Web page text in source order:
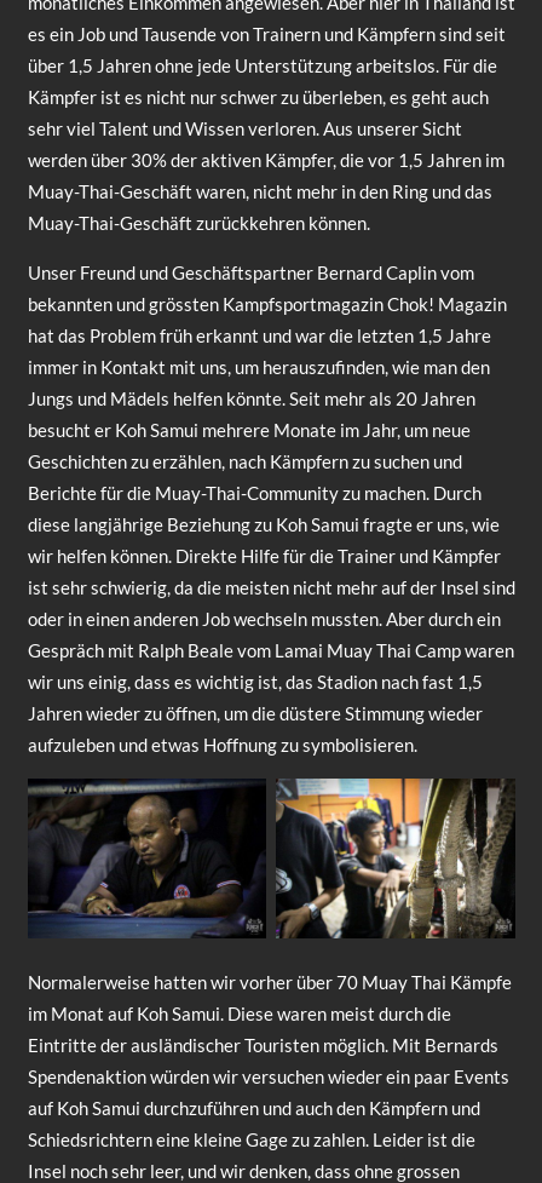
es ein Job und Tausende von Trainern und Kämpfern sind seit
über 1,5 Jahren ohne jede Unterstützung arbeitslos. Für die
Kämpfer ist es nicht nur schwer zu überleben, es geht auch
sehr viel Talent und Wissen verloren. Aus unserer Sicht
werden über 30% der aktiven Kämpfer, die vor 1,5 Jahren im
Muay-Thai-Geschäft waren, nicht mehr in den Ring und das
Muay-Thai-Geschäft zurückkehren können.
Unser Freund und Geschäftspartner Bernard Caplin vom
bekannten und grössten Kampfsportmagazin Chok! Magazin
hat das Problem früh erkannt und war die letzten 1,5 Jahre
immer in Kontakt mit uns, um herauszufinden, wie man den
Jungs und Mädels helfen könnte. Seit mehr als 20 Jahren
besucht er Koh Samui mehrere Monate im Jahr, um neue
Geschichten zu erzählen, nach Kämpfern zu suchen und
Berichte für die Muay-Thai-Community zu machen. Durch
diese langjährige Beziehung zu Koh Samui fragte er uns, wie
wir helfen können. Direkte Hilfe für die Trainer und Kämpfer
ist sehr schwierig, da die meisten nicht mehr auf der Insel sind
oder in einen anderen Job wechseln mussten. Aber durch ein
Gespräch mit Ralph Beale vom Lamai Muay Thai Camp waren
wir uns einig, dass es wichtig ist, das Stadion nach fast 1,5
Jahren wieder zu öffnen, um die düstere Stimmung wieder
aufzuleben und etwas Hoffnung zu symbolisieren.
Normalerweise hatten wir vorher über 70 Muay Thai Kämpfe
im Monat auf Koh Samui. Diese waren meist durch die
Eintritte der ausländischer Touristen möglich. Mit Bernards
Spendenaktion würden wir versuchen wieder ein paar Events
auf Koh Samui durchzuführen und auch den Kämpfern und
Schiedsrichtern eine kleine Gage zu zahlen. Leider ist die
Insel noch sehr leer, und wir denken, dass ohne grossen